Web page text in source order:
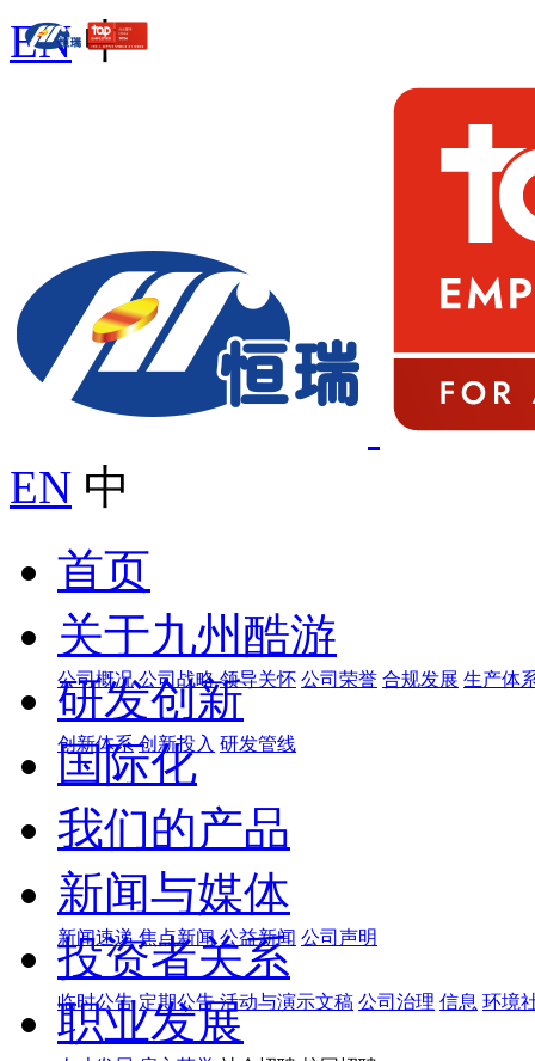
EN 中
EN 中
首页
关于九州酷游
公司概况 公司战略 领导关怀 公司荣誉 合规发展 生产体
研发创新
创新体系 创新投入 研发管线
国际化
我们的产品
新闻与媒体
新闻速递 焦点新闻 公益新闻 公司声明
投资者关系
临时公告 定期公告 活动与演示文稿 公司治理 信息 环境
职业发展